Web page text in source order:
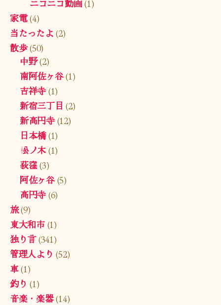
ニコニコ動画(1)
家電(4)
当たったよ(2)
散歩(50)
中野(2)
南阿佐ヶ谷(1)
吉祥寺(1)
新宿三丁目 (2)
新高円寺(12)
日本橋(1)
松ノ木(1)
荻窪(3)
阿佐ヶ谷(5)
高円寺(6)
旅(9)
東大和市(1)
独り言(341)
管理人より (52)
車(1)
釣り (1)
音楽・楽器(14)